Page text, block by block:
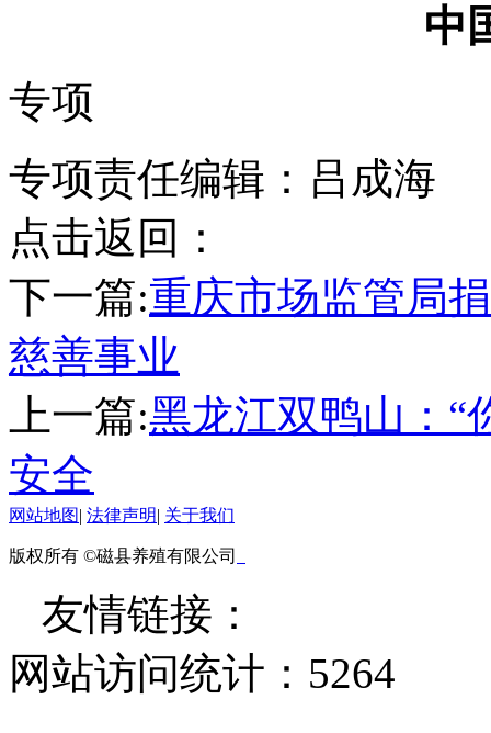
中
专项
专项责任编辑：吕成海
点击返回：
下一篇:重庆市场监管局
慈善事业
上一篇:黑龙江双鸭山：“
安全
网站地图| 法律声明| 关于我们
版权所有 ©磁县养殖有限公司
友情链接：
网站访问统计： 5264